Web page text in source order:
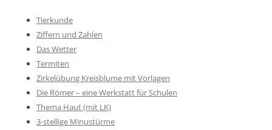
Tierkunde
Ziffern und Zahlen
Das Wetter
Termiten
Zirkelübung Kreisblume mit Vorlagen
Die Römer – eine Werkstatt für Schulen
Thema Haut (mit LK)
3-stellige Minustürme